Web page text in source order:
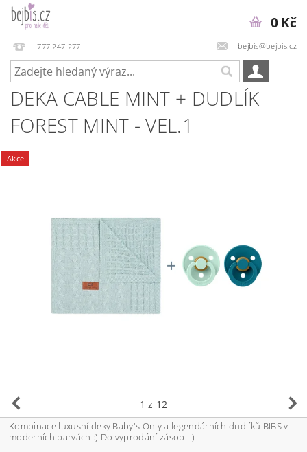
777 247 277 bejbis@bejbis.cz
0 Kč
DEKA CABLE MINT + DUDLÍK
FOREST MINT - VEL.1
Akce
1 z 12
Kombinace luxusní deky Baby's Only a legendárních dudlíků BIBS v
moderních barvách :) Do vyprodání zásob =)